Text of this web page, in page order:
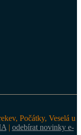
Počátky, Veselá u
| odebírat novinky e-